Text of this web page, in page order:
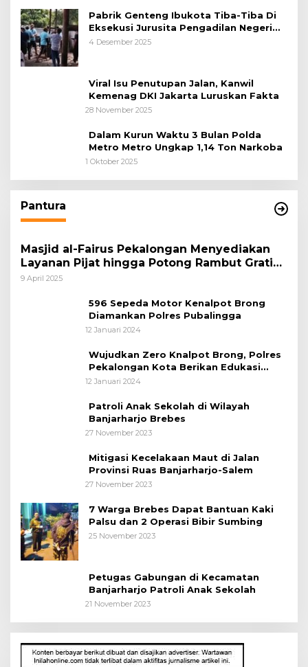
Pabrik Genteng Ibukota Tiba-Tiba Di
Eksekusi Jurusita Pengadilan Negeri
Tangerang, Diduga Cacat Hukum Sejak
4 Desember 2025
Viral Isu Penutupan Jalan, Kanwil
Kemenag DKI Jakarta Luruskan Fakta
28 November 2025
Dalam Kurun Waktu 3 Bulan Polda
Metro Metro Ungkap 1,14 Ton Narkoba
1 Oktober 2025
Pantura
Masjid al-Fairus Pekalongan Menyediakan
Layanan Pijat hingga Potong Rambut Gratis
bagi Pemudik Lebaran 2025
9 April 2025
596 Sepeda Motor Kenalpot Brong
Diamankan Polres Pubalingga
12 Januari 2024
Wujudkan Zero Knalpot Brong, Polres
Pekalongan Kota Berikan Edukasi
Kepada Pelajar
12 Januari 2024
Patroli Anak Sekolah di Wilayah
Banjarharjo Brebes
27 November 2023
Mitigasi Kecelakaan Maut di Jalan
Provinsi Ruas Banjarharjo-Salem
27 November 2023
7 Warga Brebes Dapat Bantuan Kaki
Palsu dan 2 Operasi Bibir Sumbing
25 November 2023
Petugas Gabungan di Kecamatan
Banjarharjo Patroli Anak Sekolah
21 November 2023